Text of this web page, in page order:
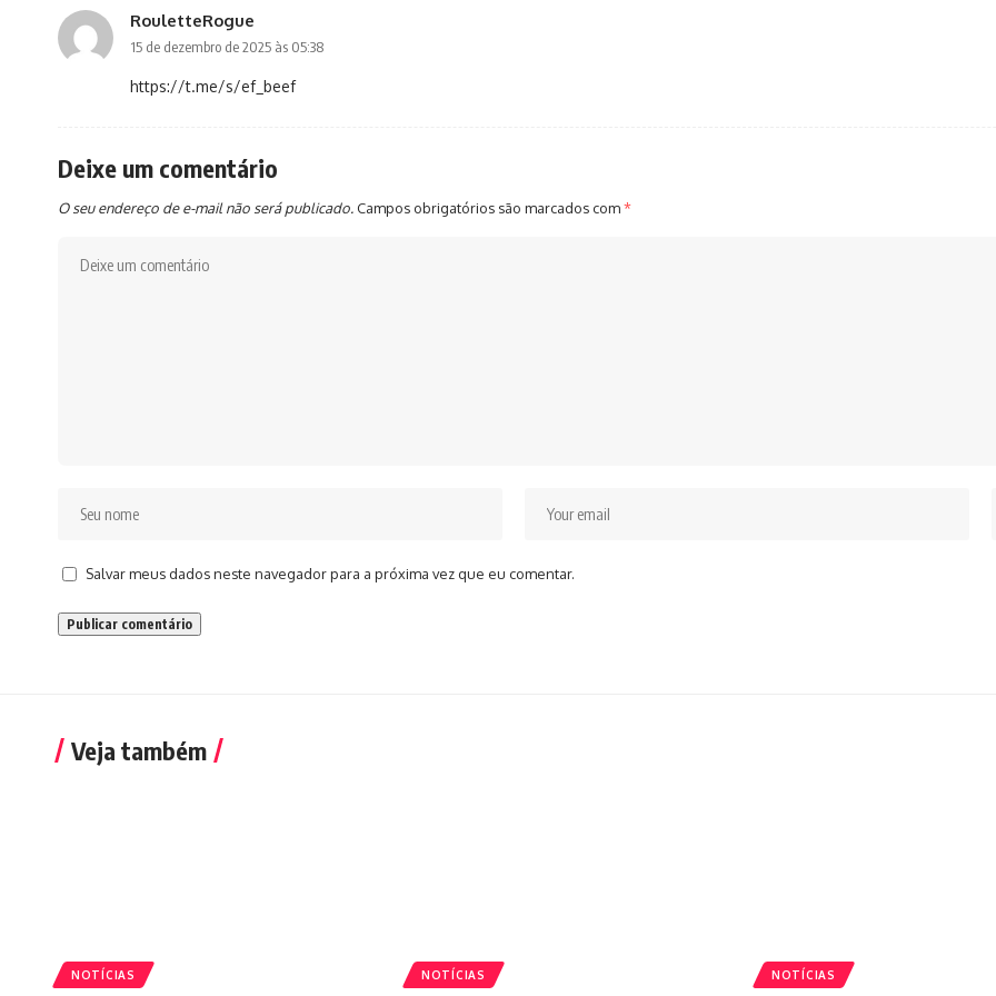
RouletteRogue
15 de dezembro de 2025 às 05:38
https://t.me/s/ef_beef
Deixe um comentário
O seu endereço de e-mail não será publicado. Campos obrigatórios são marcados com*
Salvar meus dados neste navegador para a próxima vez que eu comentar.
Veja também
NOTÍCIAS NOTÍCIAS NOTÍCIAS